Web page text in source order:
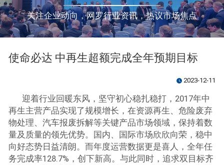
关注企业动向，网罗行业资讯，热议市场焦点
使命必达 中再生超额完成全年预期目标
watch_later 2023-12-11
迎着行业回暖东风，坚守初心稳扎稳打，2017年中
再生主营产品实现了规模增长，在资源再生、危险废弃
物处理、汽车报废拆解等关键产品市场领域，保持着数
量及质量的领先优势。国内、国际市场欣欣向荣，稳中
向好态势日益清朗。而年度运营数据更是喜人，全年任
务完成率128.7%，创下新高。与此同时，追求双目标齐